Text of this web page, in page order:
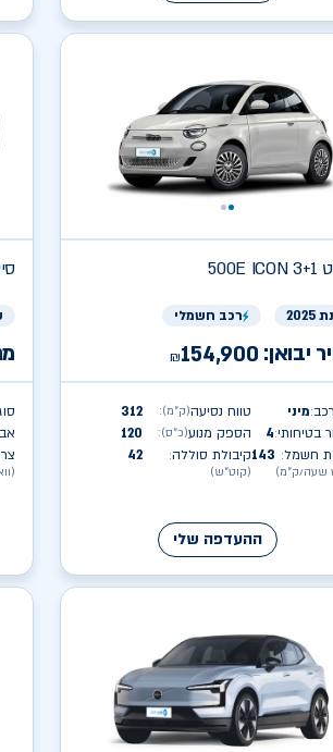
500E ICON 3+1
רכב חשמלי
יבואן: ₪154,900
:מיני
בטיחותי:
4
חשמל:
שעה/ק״מ)
143
טווח נסיעה(ק״מ):
312
הספק מנוע(כ״ס):
120
קיבולת סוללה:
(קוט״ש)
42
ההעדפה שלי